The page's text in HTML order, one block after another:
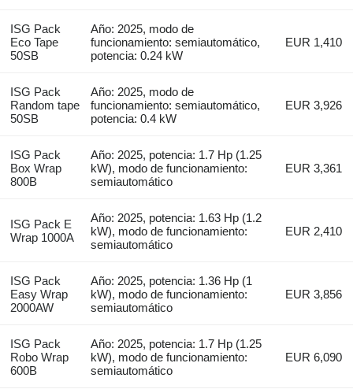
ISG Pack
Eco Tape
50SB
Año: 2025, modo de
funcionamiento: semiautomático,
potencia: 0.24 kW
EUR 1,410
ISG Pack
Random tape
50SB
Año: 2025, modo de
funcionamiento: semiautomático,
potencia: 0.4 kW
EUR 3,926
ISG Pack
Box Wrap
800B
Año: 2025, potencia: 1.7 Hp (1.25
kW), modo de funcionamiento:
semiautomático
EUR 3,361
ISG Pack E
Wrap 1000A
Año: 2025, potencia: 1.63 Hp (1.2
kW), modo de funcionamiento:
semiautomático
EUR 2,410
ISG Pack
Easy Wrap
2000AW
Año: 2025, potencia: 1.36 Hp (1
kW), modo de funcionamiento:
semiautomático
EUR 3,856
ISG Pack
Robo Wrap
600B
Año: 2025, potencia: 1.7 Hp (1.25
kW), modo de funcionamiento:
semiautomático
EUR 6,090